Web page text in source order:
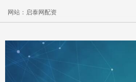
网站：启泰网配资